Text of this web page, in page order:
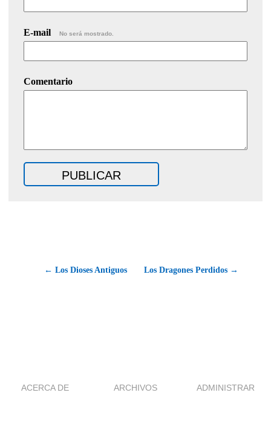
E-mail No será mostrado.
Comentario
← Los Dioses Antiguos Los Dragones Perdidos →
ACERCA DE ARCHIVOS ADMINISTRAR